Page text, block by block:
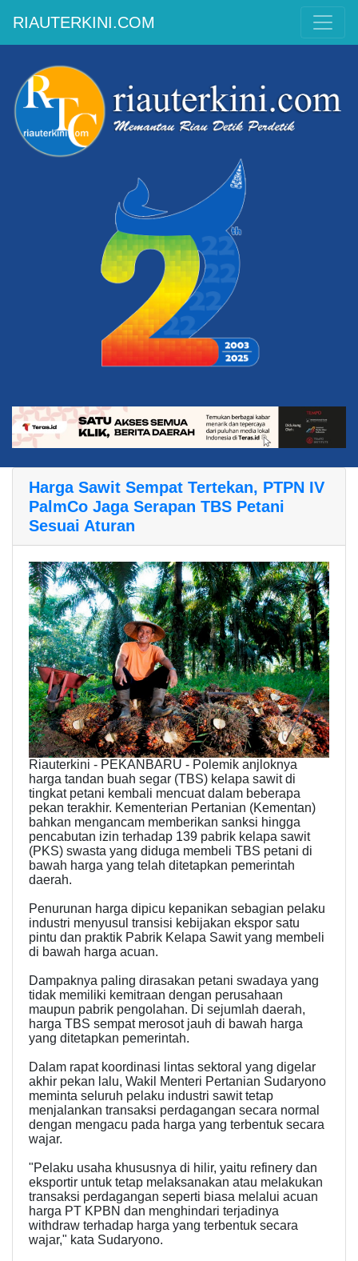
RIAUTERKINI.COM
Harga Sawit Sempat Tertekan, PTPN IV
PalmCo Jaga Serapan TBS Petani
Sesuai Aturan
Riauterkini - PEKANBARU - Polemik anjloknya
harga tandan buah segar (TBS) kelapa sawit di
tingkat petani kembali mencuat dalam beberapa
pekan terakhir. Kementerian Pertanian (Kementan)
bahkan mengancam memberikan sanksi hingga
pencabutan izin terhadap 139 pabrik kelapa sawit
(PKS) swasta yang diduga membeli TBS petani di
bawah harga yang telah ditetapkan pemerintah
daerah.
Penurunan harga dipicu kepanikan sebagian pelaku
industri menyusul transisi kebijakan ekspor satu
pintu dan praktik Pabrik Kelapa Sawit yang membeli
di bawah harga acuan.
Dampaknya paling dirasakan petani swadaya yang
tidak memiliki kemitraan dengan perusahaan
maupun pabrik pengolahan. Di sejumlah daerah,
harga TBS sempat merosot jauh di bawah harga
yang ditetapkan pemerintah.
Dalam rapat koordinasi lintas sektoral yang digelar
akhir pekan lalu, Wakil Menteri Pertanian Sudaryono
meminta seluruh pelaku industri sawit tetap
menjalankan transaksi perdagangan secara normal
dengan mengacu pada harga yang terbentuk secara
wajar.
"Pelaku usaha khususnya di hilir, yaitu refinery dan
eksportir untuk tetap melaksanakan atau melakukan
transaksi perdagangan seperti biasa melalui acuan
harga PT KPBN dan menghindari terjadinya
withdraw terhadap harga yang terbentuk secara
wajar," kata Sudaryono.